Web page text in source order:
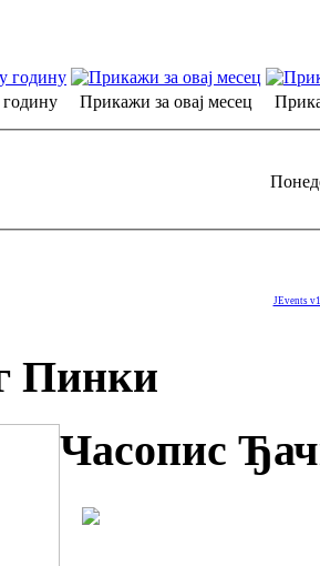
Прикажи за овај месец
JEvents
Пинки
Часопис